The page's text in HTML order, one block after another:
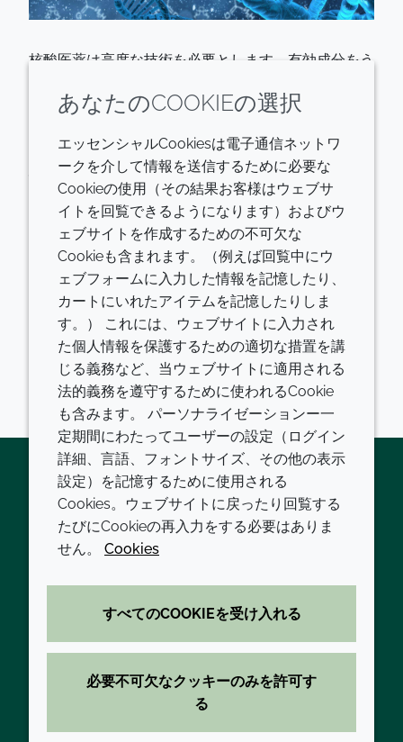
核酸医薬は高度な技術を必要とします。有効成分をう
くてはなりません。クローダは核酸用の非ウイルス性
3,100万人にみられる遺伝性の高コレステロール症は
心疾患の進行を速め、寿命を縮めるおそれがありま
す。私たちはその治療薬の第Ⅲ相臨床試験をVerve
Therapeuticsとともに実施するなど、多くの遺伝子
治療の開発に協力しています。ヴァーヴ・セラピュー
ティクス（Verve Therapeutics）は最近、高コレステ
ロール症に対する遺伝子編集薬を世界で初めて患者に
投与するにあたり、クローダが提供した脂質を送達シ
ステムに使用しました。非臨床試験では、問題のある
遺伝子を抑制するために薬剤を1回投与しただけで
LDLコレステロールが60%減少し、効果は20ヵ月間持
続しました。
Twitter LinkedInYoutube
会社
現代の奴隷制
方針と手順
拠点一覧
お問い合わせ
利用規約
プライバシーポリシー
アクセシビリティに関する声明
クッキーポリシー
あなたのCOOKIEの選択
エッセンシャルCookiesは電子通信ネットワ
ークを介して情報を送信するために必要な
Cookieの使用（その結果お客様はウェブサ
イトを回覧できるようになります）およびウ
ェブサイトを作成するための不可欠な
Cookieも含まれます。（例えば回覧中にウ
ェブフォームに入力した情報を記憶したり、
カートにいれたアイテムを記憶したりしま
す。） これには、ウェブサイトに入力され
た個人情報を保護するための適切な措置を講
じる義務など、当ウェブサイトに適用される
法的義務を遵守するために使われるCookie
も含みます。 パーソナライゼーションー一
定期間にわたってユーザーの設定（ログイン
詳細、言語、フォントサイズ、その他の表示
設定）を記憶するために使用される
Cookies。ウェブサイトに戻ったり回覧する
たびにCookieの再入力をする必要はありま
せん。 Cookies
すべてのCOOKIEを受け入れる
必要不可欠なクッキーのみを許可す
る